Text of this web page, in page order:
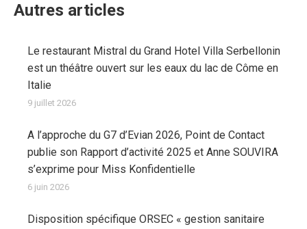
Autres articles
Le restaurant Mistral du Grand Hotel Villa Serbellonin
est un théâtre ouvert sur les eaux du lac de Côme en
Italie
9 juillet 2026
A l’approche du G7 d’Evian 2026, Point de Contact
publie son Rapport d’activité 2025 et Anne SOUVIRA
s’exprime pour Miss Konfidentielle
6 juin 2026
Disposition spécifique ORSEC « gestion sanitaire